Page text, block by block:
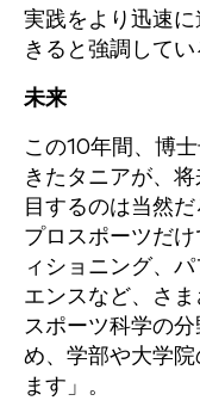
実践をより迅速
きると強調してい
未来
この10年間、博
きたタニアが、
目するのは当然
プロスポーツだ
ィショニング、
エンスなど、さま
スポーツ科学の
め、学部や大学
ます」。